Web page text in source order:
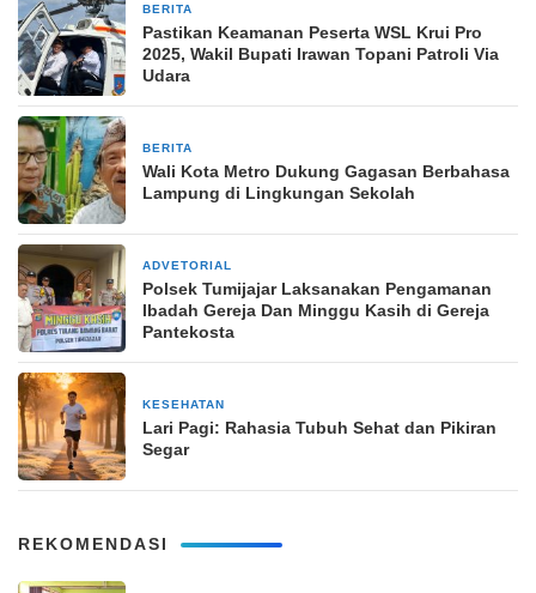
BERITA
Pastikan Keamanan Peserta WSL Krui Pro
2025, Wakil Bupati Irawan Topani Patroli Via
Udara
BERITA
Wali Kota Metro Dukung Gagasan Berbahasa
Lampung di Lingkungan Sekolah
ADVETORIAL
Polsek Tumijajar Laksanakan Pengamanan
Ibadah Gereja Dan Minggu Kasih di Gereja
Pantekosta
KESEHATAN
Lari Pagi: Rahasia Tubuh Sehat dan Pikiran
Segar
REKOMENDASI